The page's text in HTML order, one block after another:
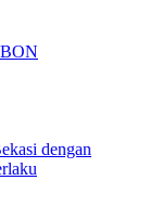
dengan